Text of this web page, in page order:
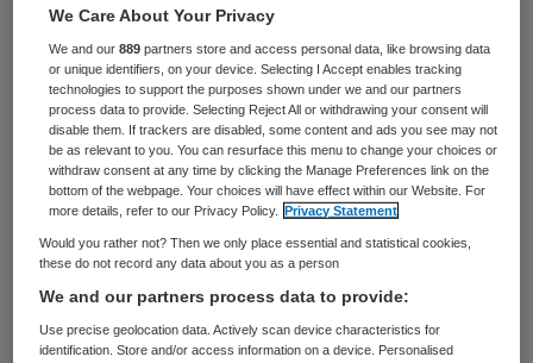
Dat zei Ad Melkert, voorzitter van de
Nederlandse Vereniging van Ziekenhuizen,
tijdens het debat Datadilemma’s in de zorg
in Eindhoven.
Melkert vindt dat het tijd wordt om
opnieuw een landelijk systeem in te
richten. “Het landelijk epd moet in de
herkansing. Minister Bruins zet daar flinke
We Care About Your Privacy
We and our889 partners store and access personal data, like browsing data
or unique identifiers, on your device. Selecting I Accept enables tracking
technologies to support the purposes shown under we and our partners
process data to provide. Selecting Reject All or withdrawing your consent will
disable them. If trackers are disabled, some content and ads you see may not
be as relevant to you. You can resurface this menu to change your choices or
withdraw consent at any time by clicking the Manage Preferences link on the
bottom of the webpage. Your choices will have effect within our Website. For
more details, refer to our Privacy Policy.
Privacy Statement
Would you rather not? Then we only place essential and statistical cookies,
these do not record any data about you as a person
We and our partners process data to provide:
Use precise geolocation data. Actively scan device characteristics for
identification. Store and/or access information on a device. Personalised